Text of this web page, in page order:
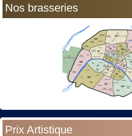
Nos brasseries
Prix Artistique